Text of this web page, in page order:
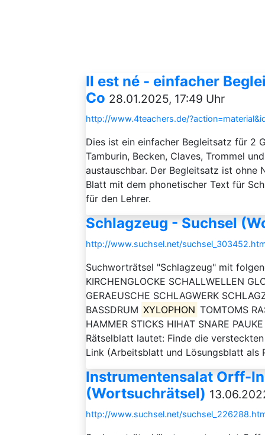
Il est né - einfacher
Co 28.01.2025, 17:49 Uhr
http://www.4teachers.de/
Dies ist ein einfacher Begleitsatz für 2
Tamburin, Becken, Claves, Trommel
austauschbar. Der Begleitsatz ist
Blatt mit dem phonetischer Text für
für den Lehrer.
Schlagzeug - Suchsel
http://www.suchsel.net/
Suchworträtsel "Schlagzeug" mit
KIRCHENGLOCKE SCHALLWELLEN
GERAEUSCHE SCHLAGWERK
BASSDRUM XYLOPHON TOMTOMS
HAMMER STICKS HIHAT SNARE
Rätselblatt lautet: Finde die
Link (Arbeitsblatt und Lösungsblatt als
Instrumentensalat Orff-
(Wortsuchrätsel)
http://www.suchsel.net/